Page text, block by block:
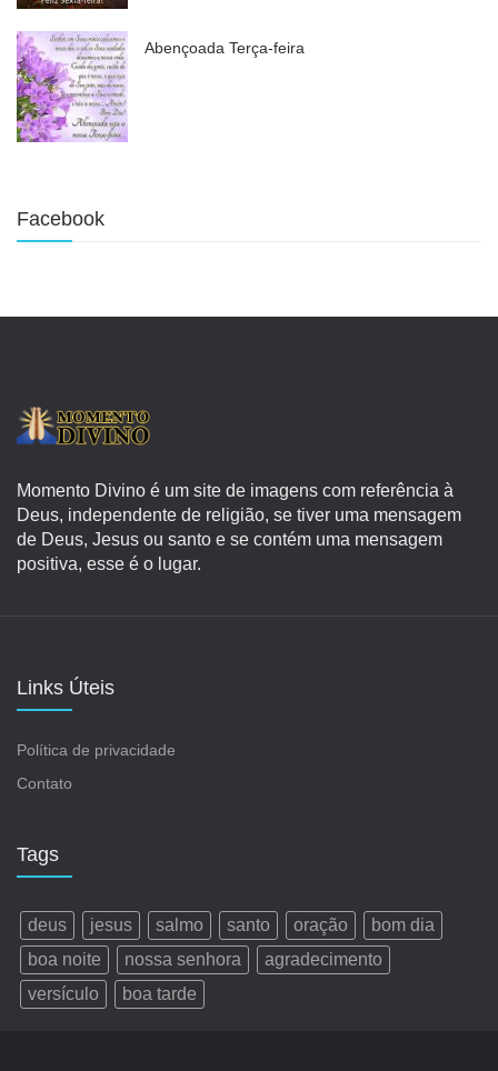
Abençoada Terça-feira
Facebook
Momento Divino é um site de imagens com referência à
Deus, independente de religião, se tiver uma mensagem
de Deus, Jesus ou santo e se contém uma mensagem
positiva, esse é o lugar.
Links Úteis
Política de privacidade
Contato
Tags
deus jesus salmo santo oração
bom dia
boa noite
nossa senhora
agradecimento
versículo
boa tarde